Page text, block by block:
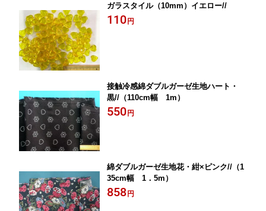
ガラスタイル（10mm）イエロー//
110円
接触冷感綿ダブルガーゼ生地ハート・
黒//（110cm幅 1m）
550円
綿ダブルガーゼ生地花・紺×ピンク//（1
35cm幅 1．5m）
858円